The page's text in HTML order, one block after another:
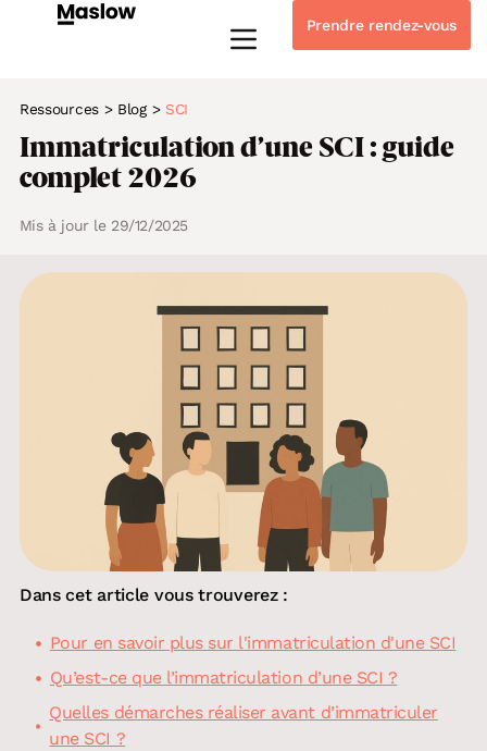
Prendre rendez-vous
Ressources> Blog> SCI
Immatriculation d’une SCI : guide
complet 2026
Mis à jour le 29/12/2025
Dans cet article vous trouverez :
Pour en savoir plus sur l'immatriculation d'une SCI
Qu’est-ce que l’immatriculation d’une SCI ?
Quelles démarches réaliser avant d’immatriculer
une SCI ?